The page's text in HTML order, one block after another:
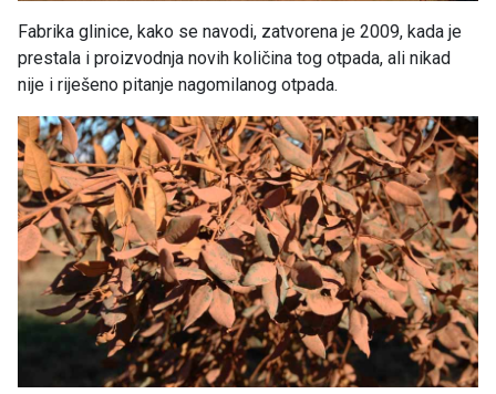
Fabrika glinice, kako se navodi, zatvorena je 2009, kada je
prestala i proizvodnja novih količina tog otpada, ali nikad
nije i riješeno pitanje nagomilanog otpada.